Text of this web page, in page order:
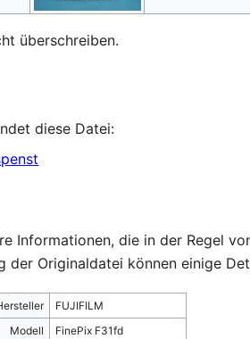
überschreiben.
diese Datei:
Informationen, die in der Regel
der Originaldatei können einige
FUJIFILM
Modell
FinePix F31fd